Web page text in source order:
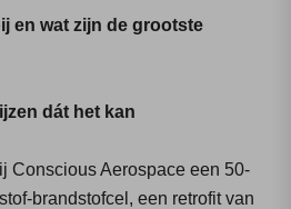
en wat zijn de grootste
dát het kan
Conscious Aerospace een 50-
brandstofcel, een retrofit van